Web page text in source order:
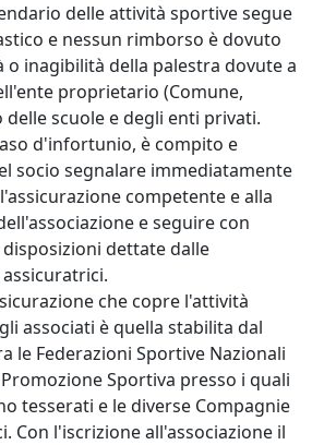
delle attività sportive segue
e nessun rimborso è dovuto
o inagibilità della palestra dovute a
proprietario (Comune,
delle scuole e degli enti privati.
d'infortunio, è compito e
socio segnalare immediatamente
competente e alla
e seguire con
dettate dalle
che copre l'attività
associati è quella stabilita dal
le Federazioni Sportive Nazionali
Sportiva presso i quali
tesserati e le diverse Compagnie
Con l'iscrizione all'associazione il